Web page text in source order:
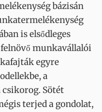
bázisán
is elsődleges
munkavállalói
egyre
a
Sötét
terjed a gondolat,